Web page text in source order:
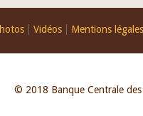
Vidéos Mentions légales
© 2018 Banque Centrale des